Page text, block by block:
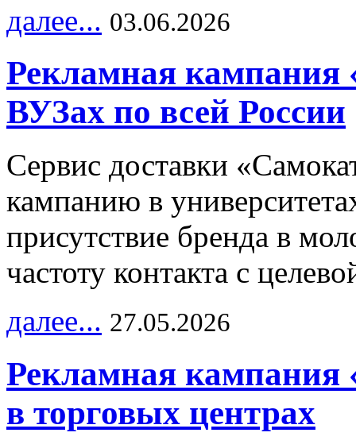
далее... 03.06.2026
Рекламная кампания
ВУЗах по всей России
Сервис доставки
кампанию в
присутствие бренда в
частоту контакта с
далее... 27.05.2026
Рекламная кампания
в торговых центрах